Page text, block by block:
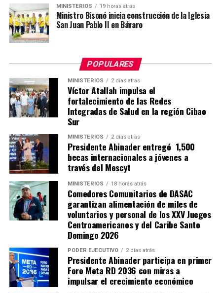
MINISTERIOS 19 horas atrás
Ministro Bisonó inicia construcción de la Iglesia
San Juan Pablo II en Bávaro
POPULARES
MINISTERIOS 2 días atrás
Víctor Atallah impulsa el
fortalecimiento de las Redes
Integradas de Salud en la región Cibao
Sur
MINISTERIOS 2 días atrás
Presidente Abinader entregó 1,500
becas internacionales a jóvenes a
través del Mescyt
MINISTERIOS 18 horas atrás
Comedores Comunitarios de DASAC
garantizan alimentación de miles de
voluntarios y personal de los XXV Juegos
Centroamericanos y del Caribe Santo
Domingo 2026
PODER EJECUTIVO 2 días atrás
Presidente Abinader participa en primer
Foro Meta RD 2036 con miras a
impulsar el crecimiento económico